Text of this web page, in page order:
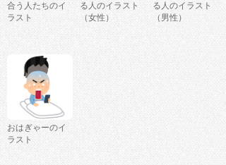
合う人たちのイ
ラスト
る人のイラスト
（女性）
る人のイラスト
（男性）
おはぎゃーのイ
ラスト